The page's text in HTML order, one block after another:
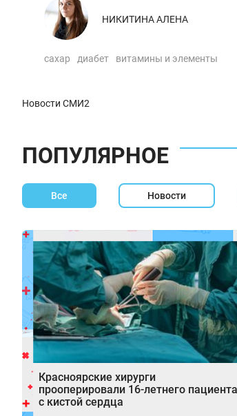
НИКИТИНА АЛЕНА
сахар диабет витамины и элементы
Новости СМИ2
ПОПУЛЯРНОЕ
Все Новости
Красноярские хирурги
прооперировали 16-летнего пациента
с кистой сердца